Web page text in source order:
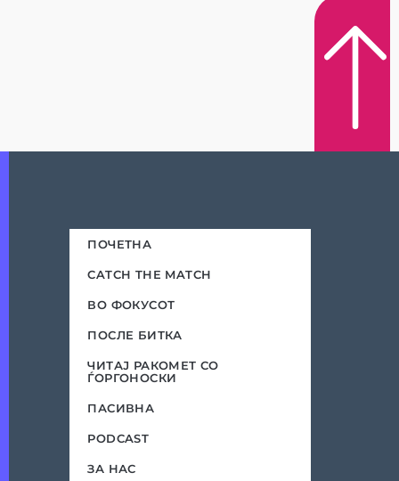
ПОЧЕТНА
CATCH THE MATCH
ВО ФОКУСОТ
ПОСЛЕ БИТКА
ЧИТАЈ РАКОМЕТ СО
ЃОРГОНОСКИ
ПАСИВНА
PODCAST
ЗА НАС